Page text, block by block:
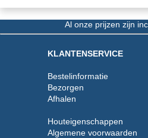
Al onze prijzen zijn
KLANTENSERVICE
Bestelinformatie
Bezorgen
Afhalen
Houteigenschappen
Algemene voorwaarden